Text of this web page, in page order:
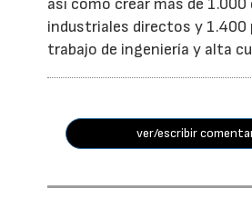
así como crear más de 1.000
industriales directos y 1.400
trabajo de ingeniería y alta
ver/escribir